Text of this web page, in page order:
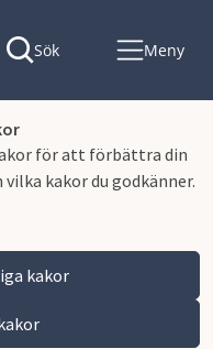
för att förbättra din
kakor du godkänner.
kakor
Sök Meny